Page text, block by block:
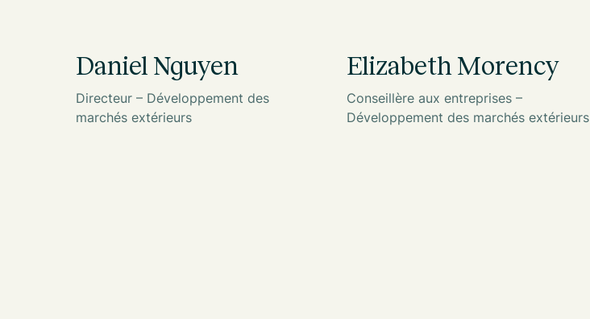
Daniel Nguyen
Directeur – Développement des
marchés extérieurs
Elizabeth Morency
Conseillère aux entreprises –
Développement des marchés extérieurs